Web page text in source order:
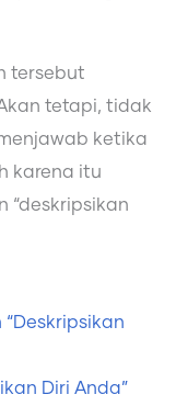
tersebut
tetapi, tidak
ketika
karena itu
“deskripsikan
Diri Anda”